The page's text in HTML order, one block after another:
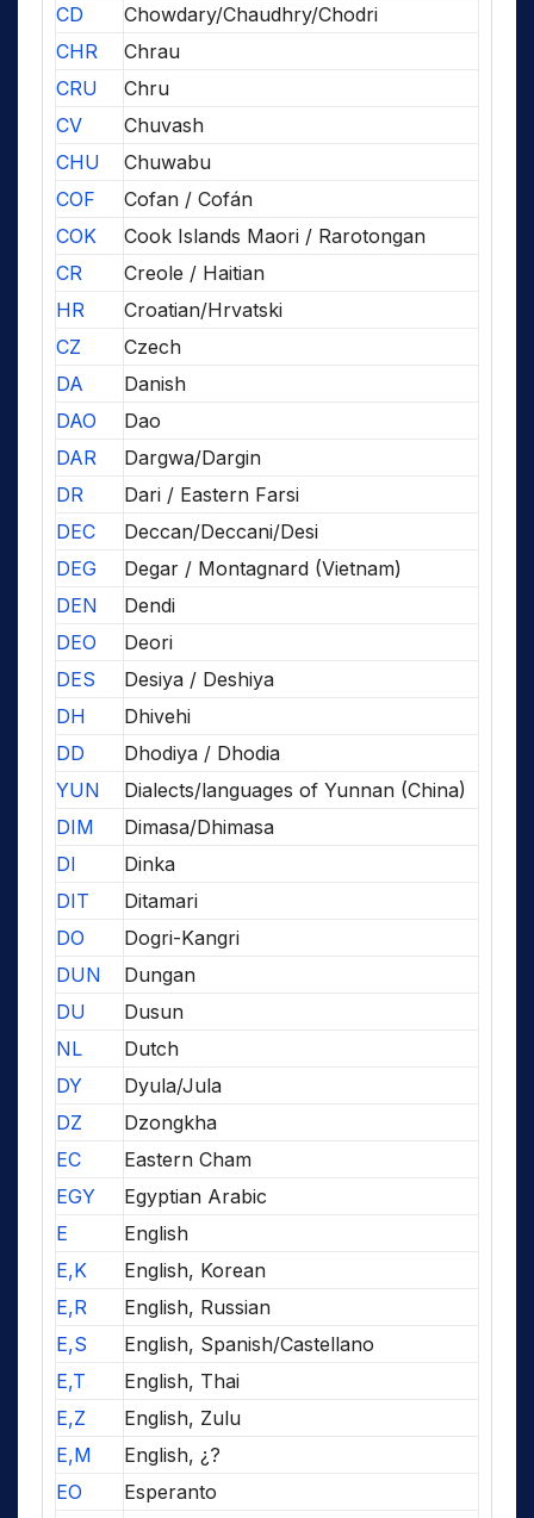
CD
Chowdary/Chaudhry/Chodri
CHR
Chrau
CRU
Chru
CV
Chuvash
CHU
Chuwabu
COF
Cofan / Cofán
COK
Cook Islands Maori / Rarotongan
CR
Creole / Haitian
HR
Croatian/Hrvatski
CZ
Czech
DA
Danish
DAO
Dao
DAR
Dargwa/Dargin
DR
Dari / Eastern Farsi
DEC
Deccan/Deccani/Desi
DEG
Degar / Montagnard (Vietnam)
DEN
Dendi
DEO
Deori
DES
Desiya / Deshiya
DH
Dhivehi
DD
Dhodiya / Dhodia
YUN
Dialects/languages of Yunnan (China)
DIM
Dimasa/Dhimasa
DI
Dinka
DIT
Ditamari
DO
Dogri-Kangri
DUN
Dungan
DU
Dusun
NL
Dutch
DY
Dyula/Jula
DZ
Dzongkha
EC
Eastern Cham
EGY
Egyptian Arabic
E
English
E,K
English, Korean
E,R
English, Russian
E,S
English, Spanish/Castellano
E,T
English, Thai
E,Z
English, Zulu
E,M
English, ¿?
EO
Esperanto